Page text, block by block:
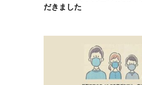
だきました